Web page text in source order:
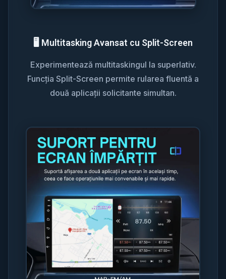
🖥️ Multitasking Avansat cu Split-Screen
Experimentează multitaskingul la superlativ.
Funcția Split-Screen permite rularea fluentă a
două aplicații solicitante simultan.